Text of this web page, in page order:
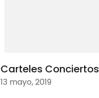
Carteles Conciertos
13 mayo, 2019